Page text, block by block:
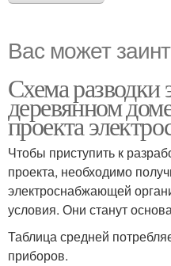
Вас может
Схема разводки
деревянном
проекта
Чтобы приступить к
проекта, необходимо
электроснабжающей
условия. Они станут
Таблица средней
приборов.